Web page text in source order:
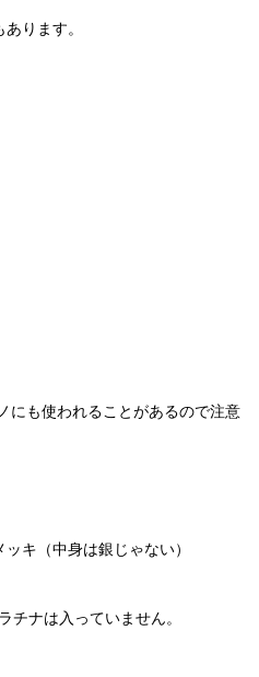
ります。
にも使われることがあるので注意
キ（中身は銀じゃない）
ナは入っていません。